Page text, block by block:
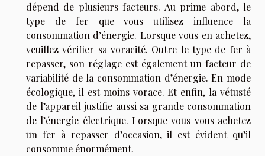
dépend de plusieurs facteurs. Au prime abord, le
type de fer que vous utilisez influence la
consommation d’énergie. Lorsque vous en achetez,
veuillez vérifier sa voracité. Outre le type de fer à
repasser, son réglage est également un facteur de
variabilité de la consommation d’énergie. En mode
écologique, il est moins vorace. Et enfin, la vétusté
de l’appareil justifie aussi sa grande consommation
de l’énergie électrique. Lorsque vous vous achetez
un fer à repasser d’occasion, il est évident qu’il
consomme énormément.